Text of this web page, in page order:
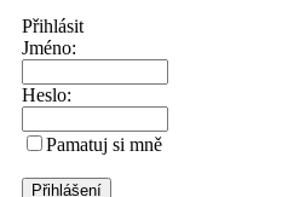
Přihlásit
Jméno:
Heslo:
Pamatuj si mně